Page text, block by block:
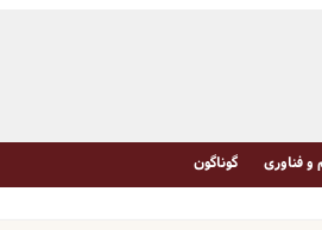
و فناوری گوناگون